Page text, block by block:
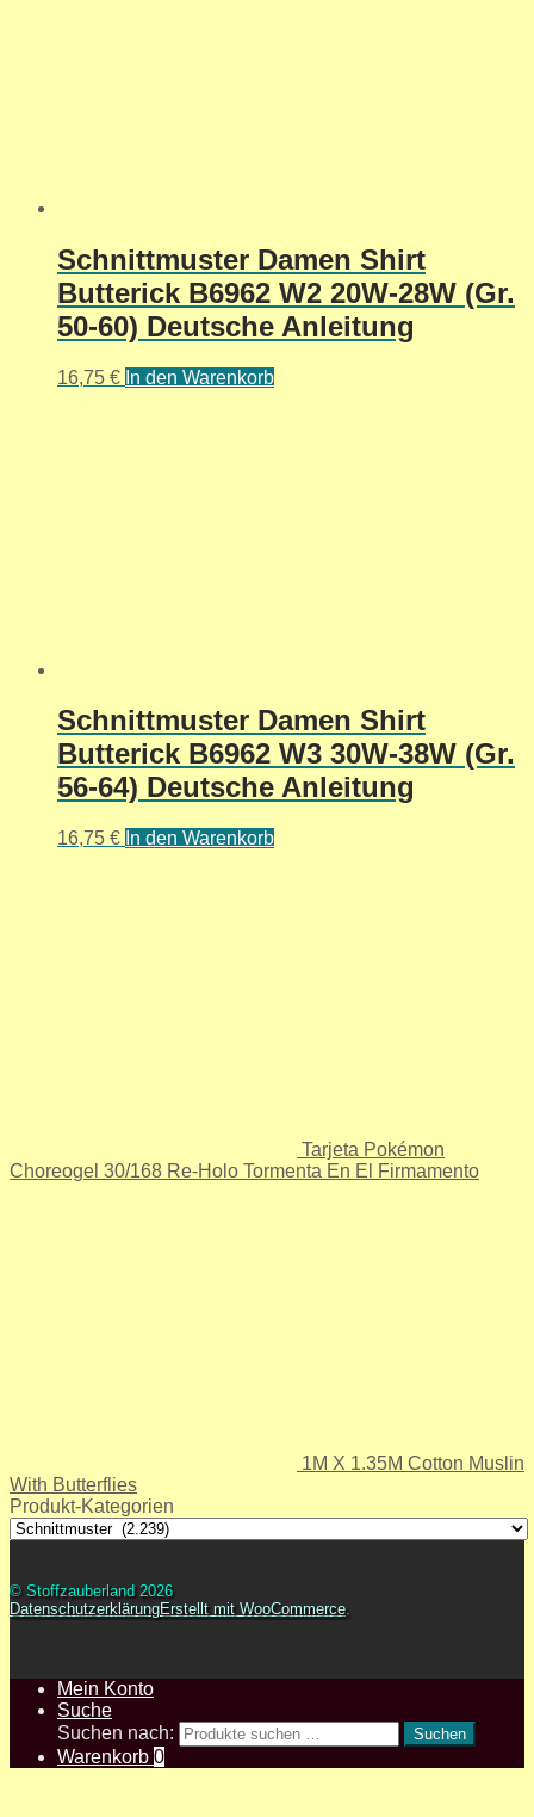
Schnittmuster Damen Shirt
Butterick B6962 W2 20W-28W (Gr.
50-60) Deutsche Anleitung
16,75 € In den Warenkorb
Schnittmuster Damen Shirt
Butterick B6962 W3 30W-38W (Gr.
56-64) Deutsche Anleitung
16,75 € In den Warenkorb
Tarjeta Pokémon
Choreogel 30/168 Re-Holo Tormenta En El Firmamento
1M X 1.35M Cotton Muslin
With Butterflies
Produkt-Kategorien
© Stoffzauberland 2026
DatenschutzerklärungErstellt mit WooCommerce.
Mein Konto
Suche
Suchen nach:
Suchen
Warenkorb 0